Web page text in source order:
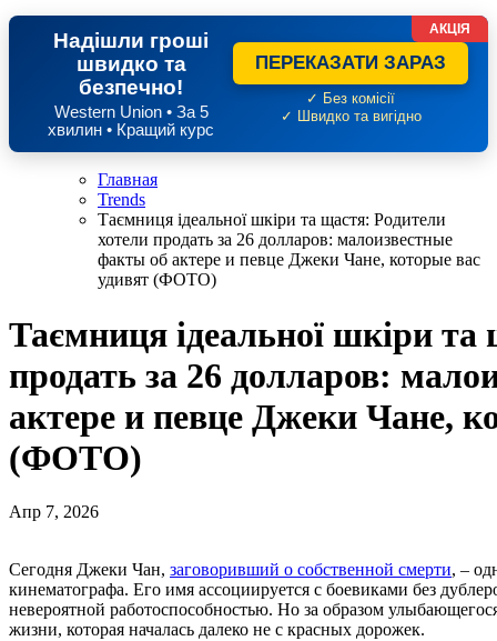
Надішли гроші
швидко та
безпечно!
Western Union • За 5
хвилин • Кращий курс
ПЕРЕКАЗАТИ ЗАРАЗ
✓ Без комісії
✓ Швидко та вигідно
АКЦІЯ
Главная
Trends
Таємниця ідеальної шкіри та щастя: Родители
хотели продать за 26 долларов: малоизвестные
факты об актере и певце Джеки Чане, которые вас
удивят (ФОТО)
Таємниця ідеальної шкіри
продать за 26 долларов:
актере и певце Джеки Чане,
(ФОТО)
Апр 7, 2026
Сегодня Джеки Чан, заговоривший о собственной смерти, –
кинематографа. Его имя ассоциируется с боевиками без
невероятной работоспособностью. Но за образом
жизни, которая началась далеко не с красных дорожек.